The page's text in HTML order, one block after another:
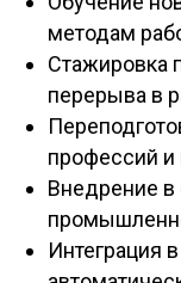
методам
Стажировка
перерыва в
профессий и
Внедрение в
Интеграция